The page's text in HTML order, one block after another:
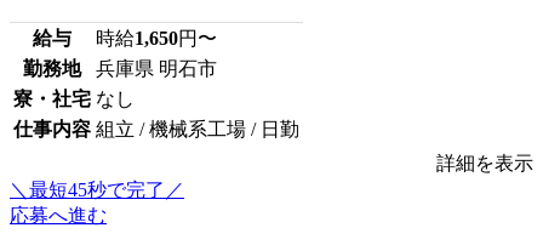
給与 時給1,650円〜
勤務地
兵庫県 明石市
寮・社宅 なし
仕事内容 組立 / 機械系工場 / 日勤
詳細を表示
＼最短45秒で完了／
応募へ進む